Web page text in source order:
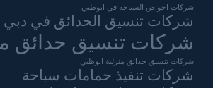
شركات احواض السباحة في ابوظبي
شركات تنسيق الحدائق في دبي
شركات تنسيق حدائق
شركات تنسيق حدائق منزلية ابوظبي
شركات تنفيذ حمامات سباحة